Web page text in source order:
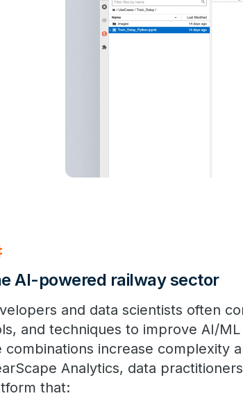
AI-powered railway sector
and data scientists often
and techniques to improve AI/
combinations increase complexity
Analytics, data
that: